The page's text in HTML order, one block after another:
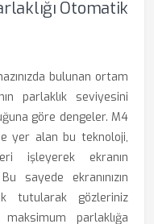
Otomatik
bulunan ortam
parlaklık seviyesini
göre dengeler. M4
yer alan bu teknoloji,
işleyerek ekranın
sayede ekranınızın
tutularak gözleriniz
parlaklığa